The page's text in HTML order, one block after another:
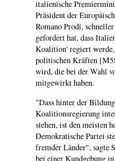
italienische
Präsident der
Romano Prodi,
gefordert hat, dass
Koalition' regiert
politischen Kräften
wird, die bei der Wahl
mitgewirkt haben.
"Dass hinter der
Koalitionsregierung
stehen, ist den meisten
Demokratische Partei
fremder Länder", sagte
bei einer Kundgebung